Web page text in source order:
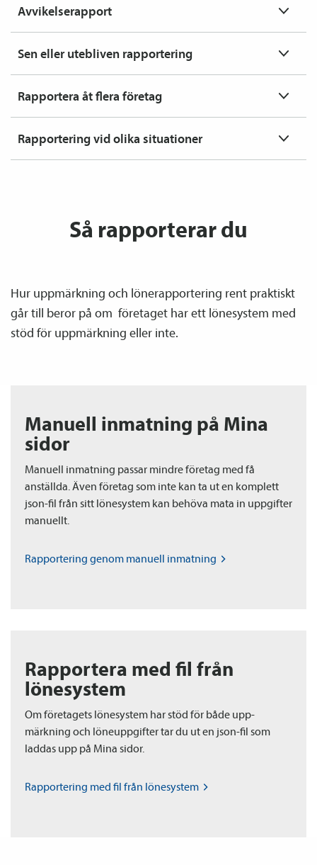
Avvikelserapport
Sen eller utebliven rapportering
Rapportera åt flera företag
Rapportering vid olika situationer
Så rapporterar du
Hur upp­märkning och löne­­rapportering rent praktiskt
går till beror på om företaget har ett lönesystem med
stöd för upp­märkning eller inte.
Manuell inmatning på Mina
sidor
Manuell inmatning passar mindre företag med få
anställda. Även företag som inte kan ta ut en komplett
json-fil från sitt lönesystem kan behöva mata in uppgifter
manuellt.
Rapportering genom manuell inmatning
Rapportera med fil från
lönesystem
Om företagets lönesystem har stöd för både upp­
märkning och löneuppgifter tar du ut en json-fil som
laddas upp på Mina sidor.
Rapportering med fil från lönesystem